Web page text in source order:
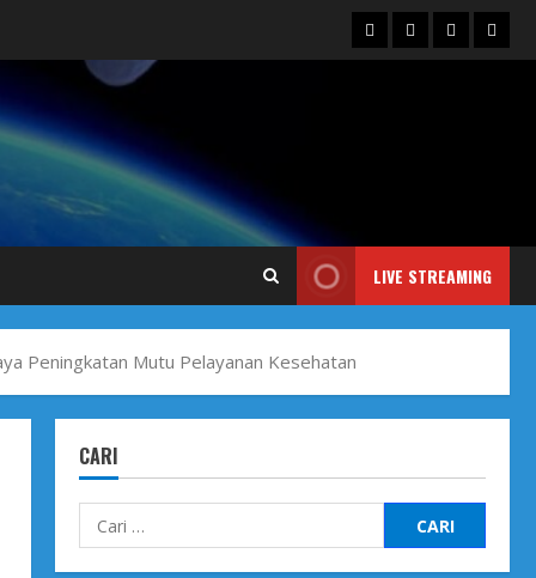
Blog Contact
Us
Siaran
Iklan
LIVE STREAMING
Peningkatan Mutu Pelayanan Kesehatan
CARI
Cari
untuk: